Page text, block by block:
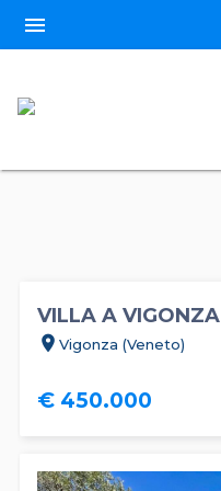
menu
VILLA A VIGONZA
location_on Vigonza (Veneto)
€ 450.000